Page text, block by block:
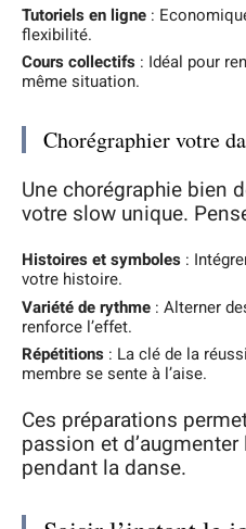
Tutoriels en ligne :
flexibilité.
Cours collectifs : Idéal pour
même situation.
Chorégraphier votre
Une chorégraphie bien
votre slow unique.
Histoires et symboles :
votre histoire.
Variété de rythme : Alterner
renforce l’effet.
Répétitions : La clé de la
membre se sente à l’aise.
Ces préparations
passion et
pendant la danse.